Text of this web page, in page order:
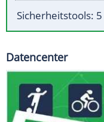
Sicherheitstools:
Datencenter